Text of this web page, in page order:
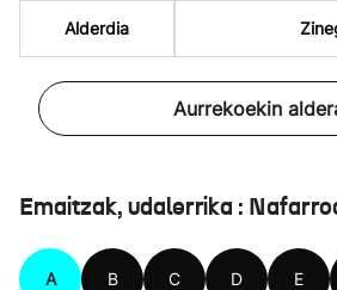
Alderdia
Aurrekoekin
Emaitzak, udalerrika :
A B C D E